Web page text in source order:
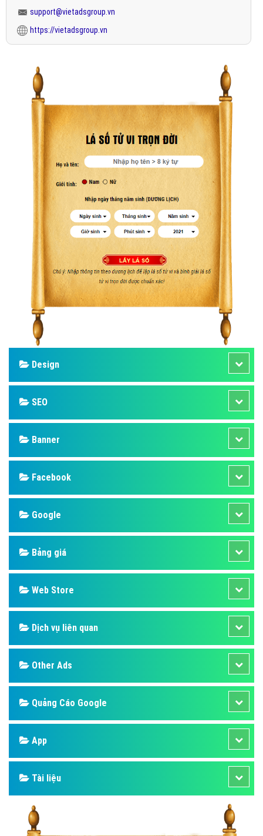
support@vietadsgroup.vn
https://vietadsgroup.vn
Design
SEO
Banner
Facebook
Google
Bảng giá
Web Store
Dịch vụ liên quan
Other Ads
Quảng Cáo Google
App
Tài liệu